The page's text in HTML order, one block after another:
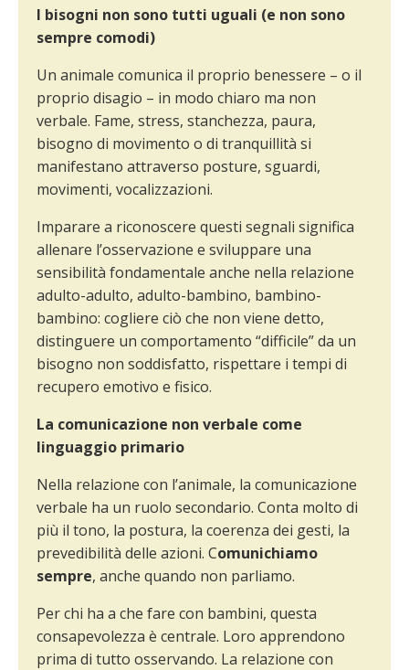
I bisogni non sono tutti uguali (e non sono
sempre comodi)
Un animale comunica il proprio benessere – o il
proprio disagio – in modo chiaro ma non
verbale. Fame, stress, stanchezza, paura,
bisogno di movimento o di tranquillità si
manifestano attraverso posture, sguardi,
movimenti, vocalizzazioni.
Imparare a riconoscere questi segnali significa
allenare l’osservazione e sviluppare una
sensibilità fondamentale anche nella relazione
adulto-adulto, adulto-bambino, bambino-
bambino: cogliere ciò che non viene detto,
distinguere un comportamento “difficile” da un
bisogno non soddisfatto, rispettare i tempi di
recupero emotivo e fisico.
La comunicazione non verbale come
linguaggio primario
Nella relazione con l’animale, la comunicazione
verbale ha un ruolo secondario. Conta molto di
più il tono, la postura, la coerenza dei gesti, la
prevedibilità delle azioni. Comunichiamo
sempre, anche quando non parliamo.
Per chi ha a che fare con bambini, questa
consapevolezza è centrale. Loro apprendono
prima di tutto osservando. La relazione con